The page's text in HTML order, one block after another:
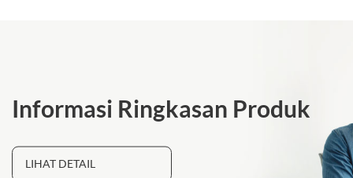
Informasi Ringkasan Produk
LIHAT DETAIL